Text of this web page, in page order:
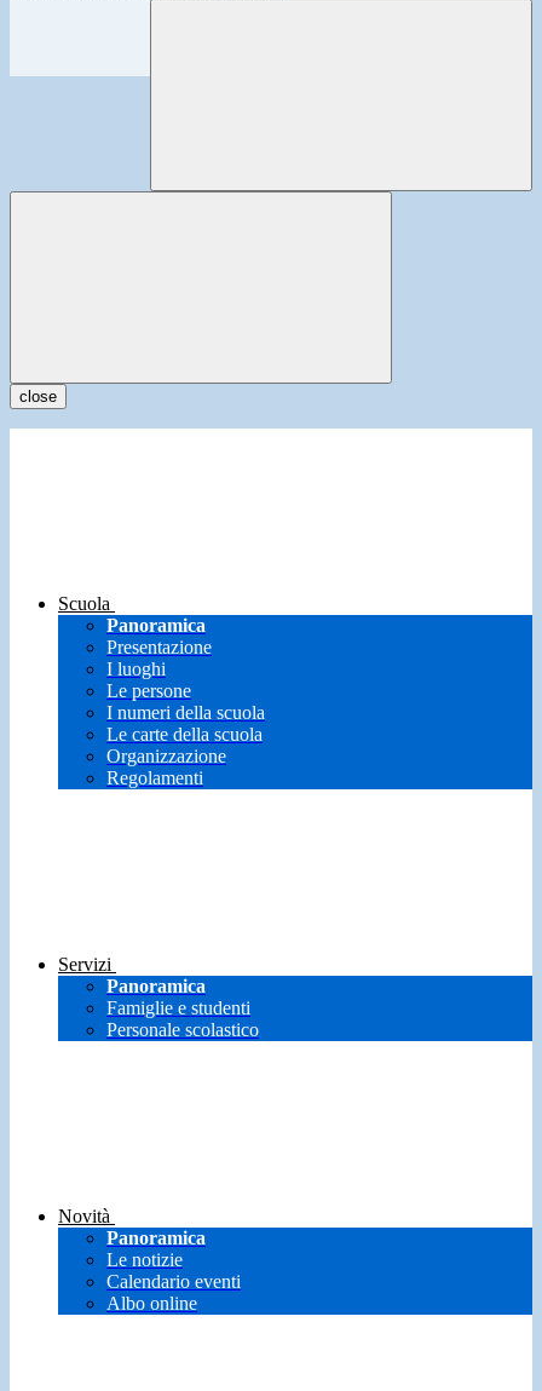
close
Scuola
Panoramica
Presentazione
I luoghi
Le persone
I numeri della scuola
Le carte della scuola
Organizzazione
Regolamenti
Servizi
Panoramica
Famiglie e studenti
Personale scolastico
Novità
Panoramica
Le notizie
Calendario eventi
Albo online